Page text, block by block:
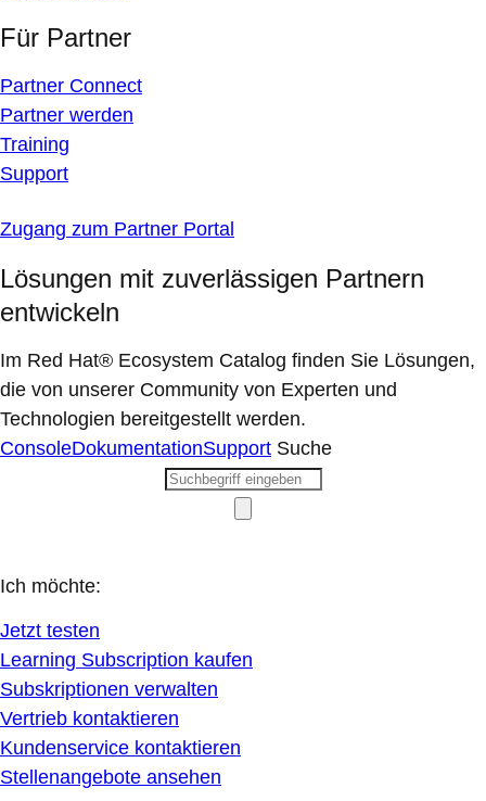
Für Partner
Partner Connect
Partner werden
Training
Support
Zugang zum Partner Portal
Lösungen mit zuverlässigen Partnern
entwickeln
Im Red Hat® Ecosystem Catalog finden Sie Lösungen,
die von unserer Community von Experten und
Technologien bereitgestellt werden.
ConsoleDokumentationSupport Suche
Ich möchte:
Jetzt testen
Learning Subscription kaufen
Subskriptionen verwalten
Vertrieb kontaktieren
Kundenservice kontaktieren
Stellenangebote ansehen